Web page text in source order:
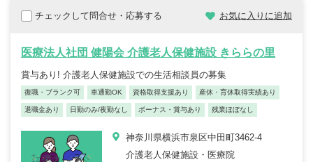
チェックして問合せ・応募する お気に入りに追加
医療法人社団 健陽会 介護老人保健施設 きららの里
賞与あり! 介護老人保健施設での生活相談員の募集
復職・ブランク可 車通勤OK 資格取得支援あり 産休・育休取得実績あり
退職金あり 日勤のみ/夜勤なし ボーナス・賞与あり 残業ほぼなし
神奈川県横浜市泉区中田町3462-4
介護老人保健施設・医療院